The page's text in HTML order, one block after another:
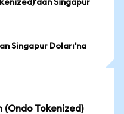
Singapur
Singapur Doları'na
Tokenized)